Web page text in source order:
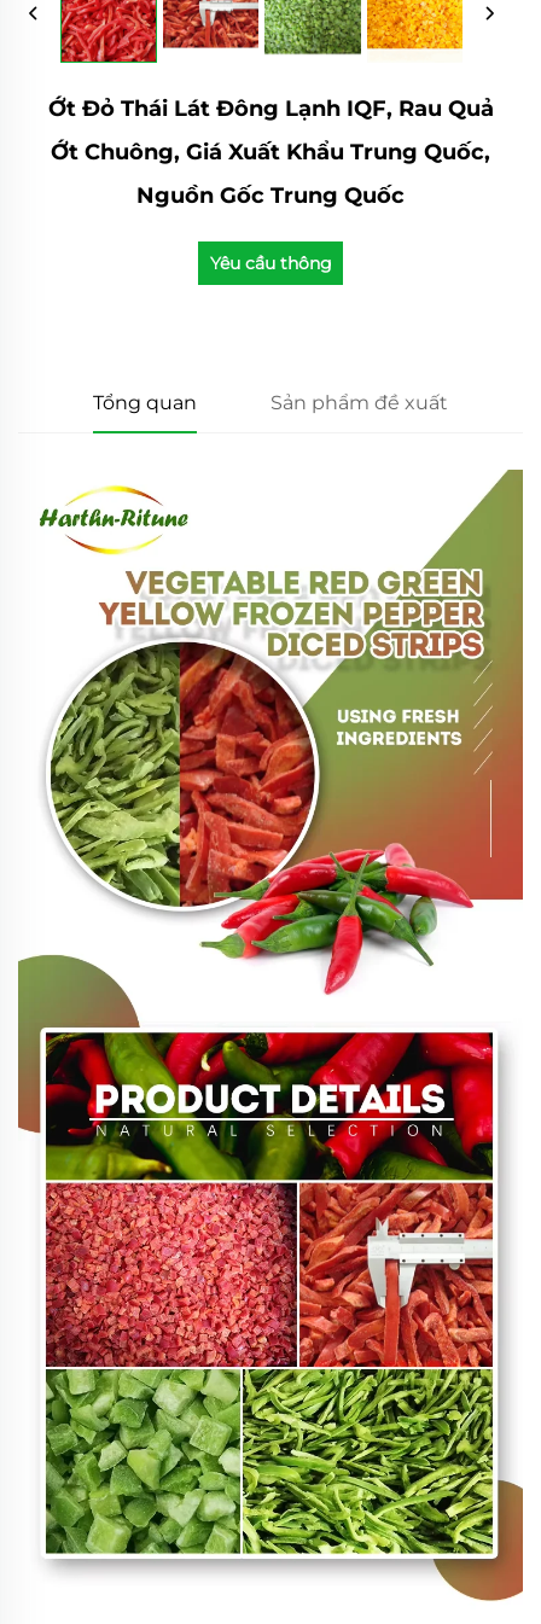
Ớt Đỏ Thái Lát Đông Lạnh IQF, Rau Quả
Ớt Chuông, Giá Xuất Khẩu Trung Quốc,
Nguồn Gốc Trung Quốc
Yêu cầu thông
Tổng quan Sản phẩm đề xuất